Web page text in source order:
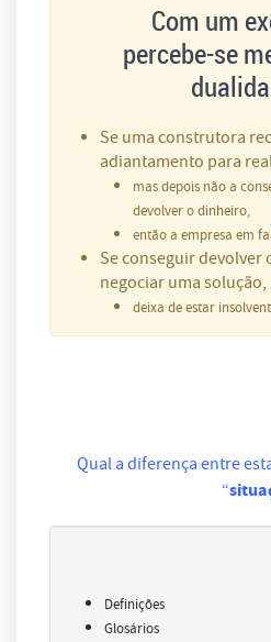
Com um
percebe-se
Se uma construtora
adiantamento para
mas depois não a
devolver o dinheiro,
então a empresa em
Se conseguir devolver
negociar uma solução,
deixa de estar
Qual a diferença entre
“
Definições
Glosários